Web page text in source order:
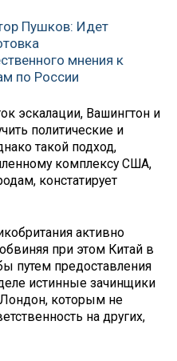
Пушков: Идет
мнения к
по России
эскалации, Вашингтон и
политические и
такой подход,
комплексу США,
констатирует
активно
при этом Китай в
путем предоставления
истинные зачинщики
которым не
на других,